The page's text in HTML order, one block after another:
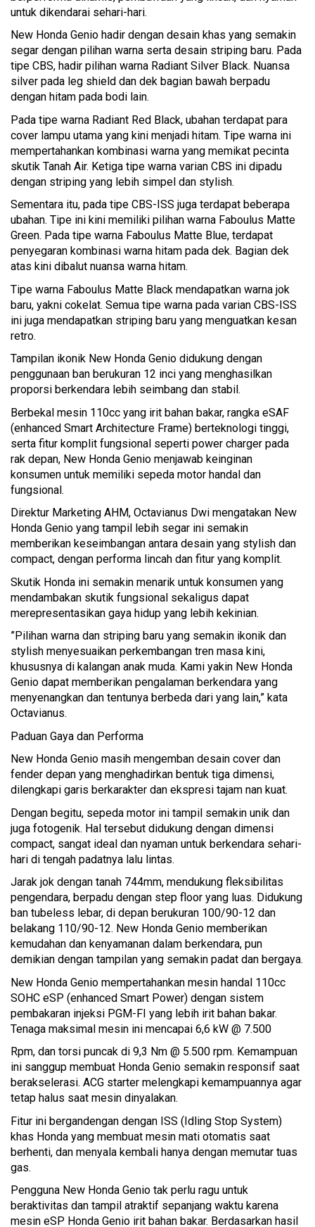
untuk dikendarai sehari-hari.
New Honda Genio hadir dengan desain khas yang semakin
segar dengan pilihan warna serta desain striping baru. Pada
tipe CBS, hadir pilihan warna Radiant Silver Black. Nuansa
silver pada leg shield dan dek bagian bawah berpadu
dengan hitam pada bodi lain.
Pada tipe warna Radiant Red Black, ubahan terdapat para
cover lampu utama yang kini menjadi hitam. Tipe warna ini
mempertahankan kombinasi warna yang memikat pecinta
skutik Tanah Air. Ketiga tipe warna varian CBS ini dipadu
dengan striping yang lebih simpel dan stylish.
Sementara itu, pada tipe CBS-ISS juga terdapat beberapa
ubahan. Tipe ini kini memiliki pilihan warna Faboulus Matte
Green. Pada tipe warna Faboulus Matte Blue, terdapat
penyegaran kombinasi warna hitam pada dek. Bagian dek
atas kini dibalut nuansa warna hitam.
Tipe warna Faboulus Matte Black mendapatkan warna jok
baru, yakni cokelat. Semua tipe warna pada varian CBS-ISS
ini juga mendapatkan striping baru yang menguatkan kesan
retro.
Tampilan ikonik New Honda Genio didukung dengan
penggunaan ban berukuran 12 inci yang menghasilkan
proporsi berkendara lebih seimbang dan stabil.
Berbekal mesin 110cc yang irit bahan bakar, rangka eSAF
(enhanced Smart Architecture Frame) berteknologi tinggi,
serta fitur komplit fungsional seperti power charger pada
rak depan, New Honda Genio menjawab keinginan
konsumen untuk memiliki sepeda motor handal dan
fungsional.
Direktur Marketing AHM, Octavianus Dwi mengatakan New
Honda Genio yang tampil lebih segar ini semakin
memberikan keseimbangan antara desain yang stylish dan
compact, dengan performa lincah dan fitur yang komplit.
Skutik Honda ini semakin menarik untuk konsumen yang
mendambakan skutik fungsional sekaligus dapat
merepresentasikan gaya hidup yang lebih kekinian.
”Pilihan warna dan striping baru yang semakin ikonik dan
stylish menyesuaikan perkembangan tren masa kini,
khususnya di kalangan anak muda. Kami yakin New Honda
Genio dapat memberikan pengalaman berkendara yang
menyenangkan dan tentunya berbeda dari yang lain,” kata
Octavianus.
Paduan Gaya dan Performa
New Honda Genio masih mengemban desain cover dan
fender depan yang menghadirkan bentuk tiga dimensi,
dilengkapi garis berkarakter dan ekspresi tajam nan kuat.
Dengan begitu, sepeda motor ini tampil semakin unik dan
juga fotogenik. Hal tersebut didukung dengan dimensi
compact, sangat ideal dan nyaman untuk berkendara sehari-
hari di tengah padatnya lalu lintas.
Jarak jok dengan tanah 744mm, mendukung fleksibilitas
pengendara, berpadu dengan step floor yang luas. Didukung
ban tubeless lebar, di depan berukuran 100/90-12 dan
belakang 110/90-12. New Honda Genio memberikan
kemudahan dan kenyamanan dalam berkendara, pun
demikian dengan tampilan yang semakin padat dan bergaya.
New Honda Genio mempertahankan mesin handal 110cc
SOHC eSP (enhanced Smart Power) dengan sistem
pembakaran injeksi PGM-FI yang lebih irit bahan bakar.
Tenaga maksimal mesin ini mencapai 6,6 kW @ 7.500
Rpm, dan torsi puncak di 9,3 Nm @ 5.500 rpm. Kemampuan
ini sanggup membuat Honda Genio semakin responsif saat
berakselerasi. ACG starter melengkapi kemampuannya agar
tetap halus saat mesin dinyalakan.
Fitur ini bergandengan dengan ISS (Idling Stop System)
khas Honda yang membuat mesin mati otomatis saat
berhenti, dan menyala kembali hanya dengan memutar tuas
gas.
Pengguna New Honda Genio tak perlu ragu untuk
beraktivitas dan tampil atraktif sepanjang waktu karena
mesin eSP Honda Genio irit bahan bakar. Berdasarkan hasil